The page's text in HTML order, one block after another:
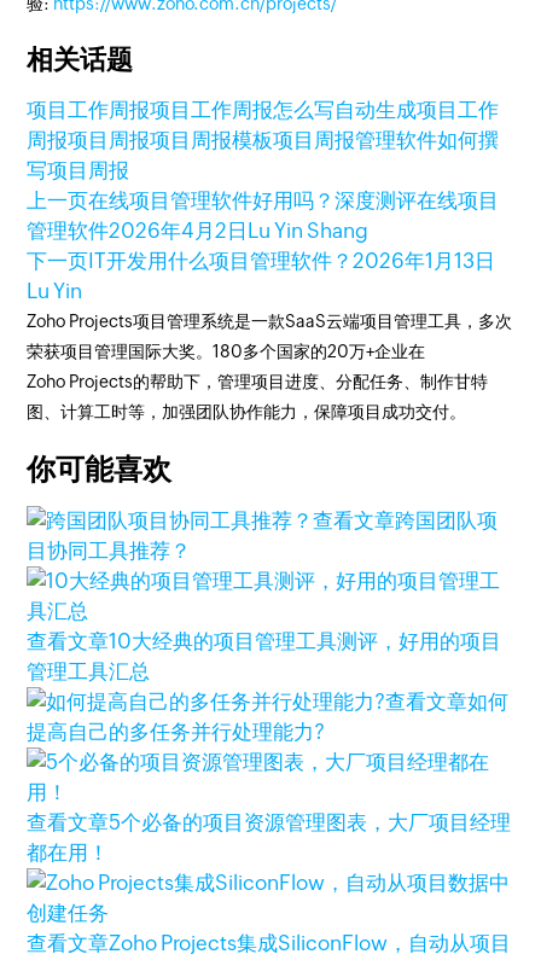
相关话题
项目工作周报项目工作周报怎么写自动生成项目工作
周报项目周报项目周报模板项目周报管理软件如何撰
写项目周报
上一页在线项目管理软件好用吗？深度测评在线项目
管理软件2026年4月2日 Lu Yin Shang
下一页 IT开发用什么项目管理软件？2026年1月13日
Lu Yin
Zoho Projects项目管理系统是一款SaaS云端项目管理工具，多次
荣获项目管理国际大奖。180多个国家的20万+企业在
Zoho Projects的帮助下，管理项目进度、分配任务、制作甘特
图、计算工时等，加强团队协作能力，保障项目成功交付。
你可能喜欢
查看文章跨国团队项
目协同工具推荐？
查看文章10大经典的项目管理工具测评，好用的项目
管理工具汇总
查看文章如何
提高自己的多任务并行处理能力?
查看文章5个必备的项目资源管理图表，大厂项目经理
都在用！
查看文章Zoho Projects集成SiliconFlow，自动从项目